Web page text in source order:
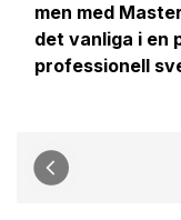
men med
det vanliga i en
professionell